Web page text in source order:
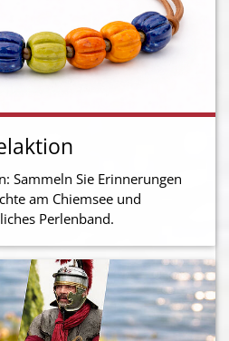
Sammeln Sie Erinnerungen
am Chiemsee und
Perlenband.